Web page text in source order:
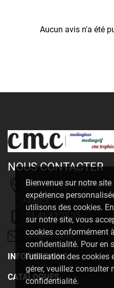
Bienvenue sur notre
expérience
utilisons des cookies.
sur notre site, vous
cookies conformément
confidentialité. Pour en
l'utilisation des cookies
gérer, veuillez consulter
confidentialité.
Aucun avis n'a été
NOUS CONTACTER
20, Rue Delizy 93500 Pantin
FRANCE
01 41 83 25 35
cmc@cmcpro.fr
INFORMATIONS
CATALOGUES